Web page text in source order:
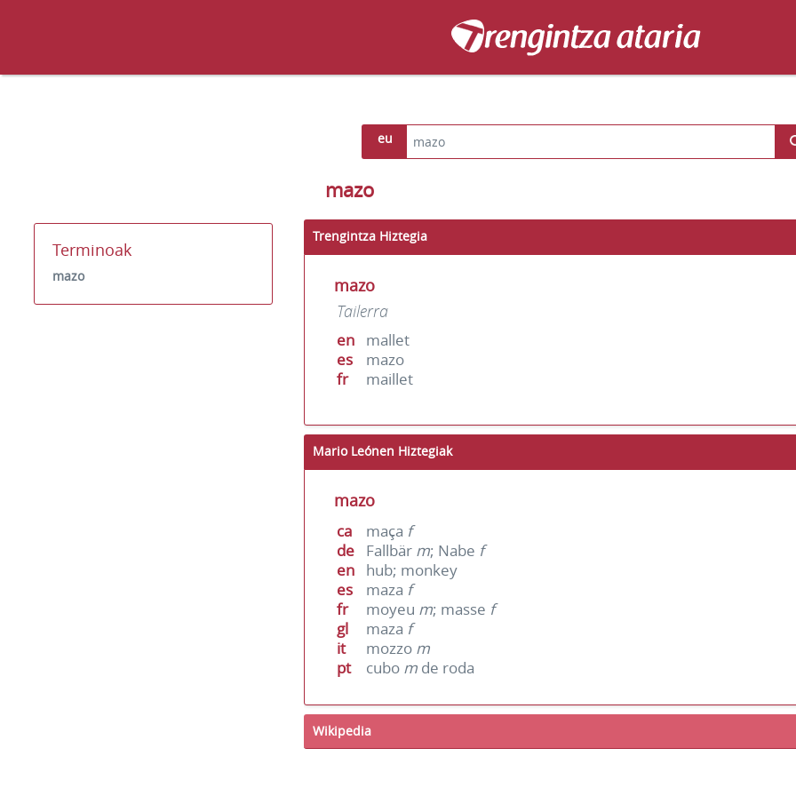
eu
Terminoak
mazo
mazo
Trengintza Hiztegia
mazo
Tailerra
en
mallet
es
mazo
fr
maillet
Mario Leónen Hiztegiak
mazo
ca maça f
de
Fallbär m; Nabe f
en
hub; monkey
es
maza f
fr
moyeu m; masse f
gl
maza f
it
mozzo m
pt
cubo m de roda
Wikipedia